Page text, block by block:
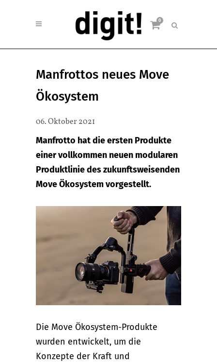
0
Manfrottos neues Move
Ökosystem
06. Oktober 2021
Manfrotto hat die ersten Produkte
einer vollkommen neuen modularen
Produktlinie des zukunftsweisenden
Move Ökosystem vorgestellt.
Die Move Ökosystem-Produkte
wurden entwickelt, um die
Konzepte der Kraft und